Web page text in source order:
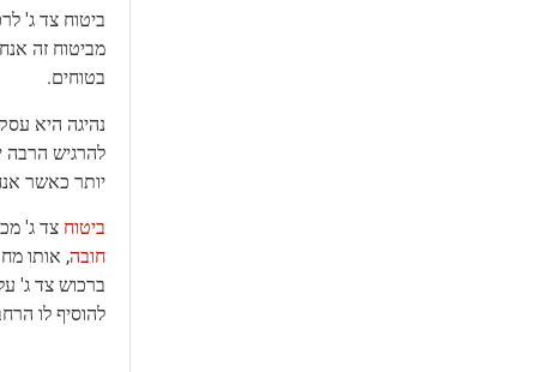
ביטוח צד ג'
מביטוח זה
בטוחים.
נהיגה היא
להרגיש הרבה
יותר כאשר
ביטוח צד ג'
חובה, אותו
ברכוש צד ג'
להוסיף לו